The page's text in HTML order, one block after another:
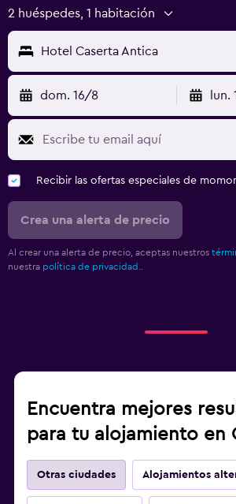
2 huéspedes, 1 habitación
Hotel Caserta Antica
dom. 16/8 lun.
Recibir las ofertas especiales de
Crea una alerta de precio
Al crear una alerta de precio, aceptas nuestros
nuestra política de privacidad.
Encuentra mejores
para tu alojamiento en
Otras ciudades Alojamientos